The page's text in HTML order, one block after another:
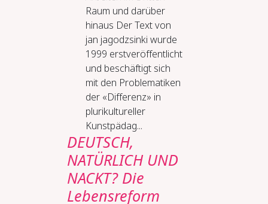
Raum und dar­über
hin­aus Der Text von
jan jagodzsinki wurde
1999 erstveröffentlicht
und beschäftigt sich
mit den Problematiken
der «Differenz» in
plurikultureller
Kunstpädag...
DEUTSCH,
NATÜRLICH UND
NACKT? Die
Lebensreform